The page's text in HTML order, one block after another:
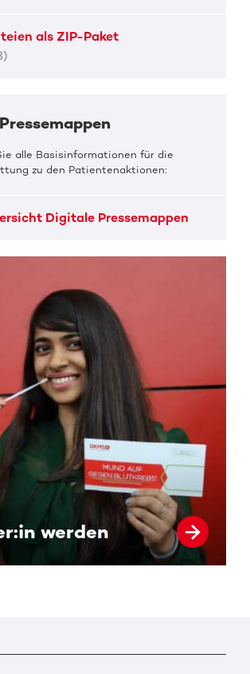
als ZIP-Paket
alle Basisinformationen für die
zu den Patientenaktionen:
Digitale Pressemappen
werden